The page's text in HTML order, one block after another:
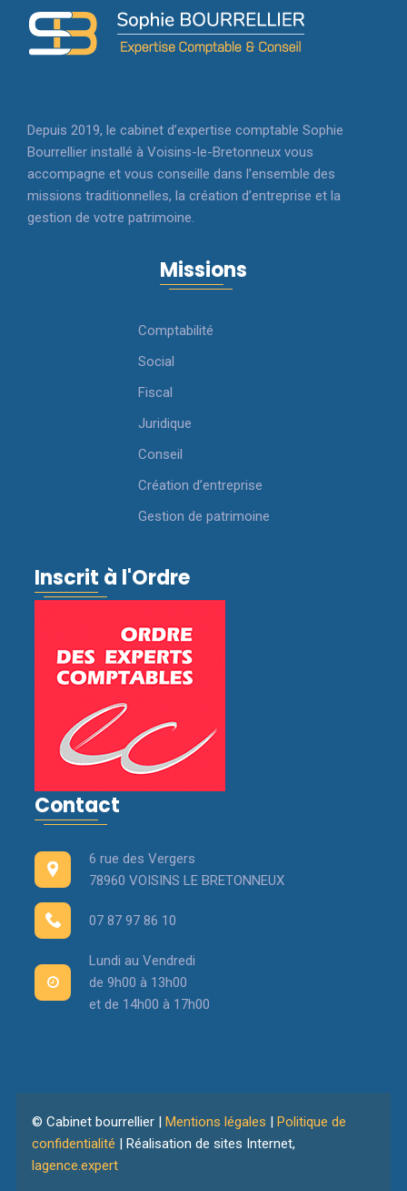
Depuis 2019, le cabinet d’expertise comptable Sophie
Bourrellier installé à Voisins-le-Bretonneux vous
accompagne et vous conseille dans l’ensemble des
missions traditionnelles, la création d’entreprise et la
gestion de votre patrimoine.
Missions
Comptabilité
Social
Fiscal
Juridique
Conseil
Création d’entreprise
Gestion de patrimoine
Inscrit à l'Ordre
Contact
6 rue des Vergers
78960 VOISINS LE BRETONNEUX
07 87 97 86 10
Lundi au Vendredi
de 9h00 à 13h00
et de 14h00 à 17h00
© Cabinet bourrellier | Mentions légales | Politique de
confidentialité | Réalisation de sites Internet,
lagence.expert